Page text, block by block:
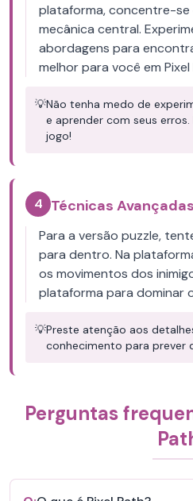
plataforma, concentre-se
mecânica central.
abordagens para
melhor para você em Pixel
💡Não tenha medo de
e aprender com seus
jogo!
4 Técnicas Avançadas
Para a versão puzzle,
para dentro. Na
os movimentos dos
plataforma para dominar
💡Preste atenção aos
conhecimento para prever
Perguntas